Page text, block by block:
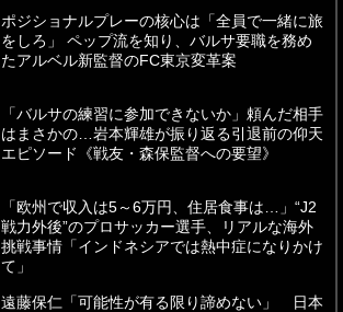
ポジショナルプレーの核心は「全員で一緒に旅
をしろ」 ペップ流を知り、バルサ要職を務め
たアルベル新監督のFC東京変革案
「バルサの練習に参加できないか」頼んだ相手
はまさかの…岩本輝雄が振り返る引退前の仰天
エピソード《戦友・森保監督への要望》
「欧州で収入は5～6万円、住居食事は…」“J2
戦力外後”のプロサッカー選手、リアルな海外
挑戦事情「インドネシアでは熱中症になりかけ
て」
遠藤保仁「可能性が有る限り諦めない」 日本